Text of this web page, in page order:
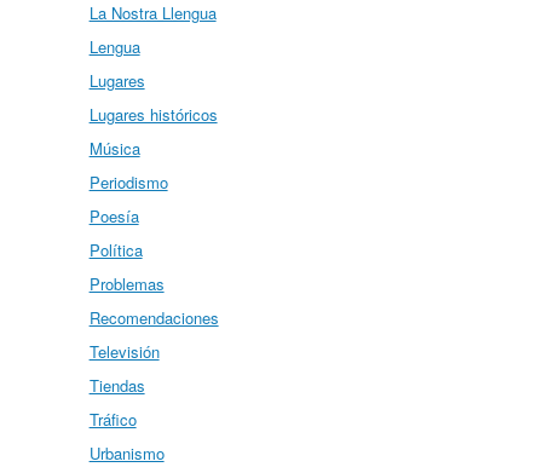
La Nostra Llengua
Lengua
Lugares
Lugares históricos
Música
Periodismo
Poesía
Política
Problemas
Recomendaciones
Televisión
Tiendas
Tráfico
Urbanismo